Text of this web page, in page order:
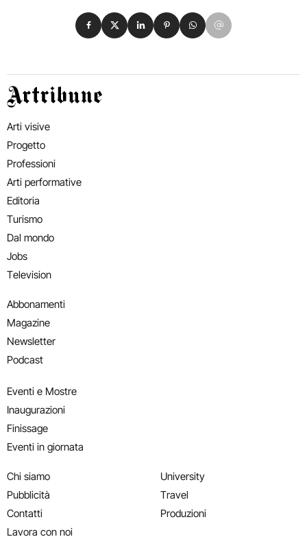
Condividi su Facebook
Condividi su X
Condividi su LinkedIn
Condividi su Pinterest
Condividi su WhatsApp
Condividi su Email
Artribune
Arti visive
Progetto
Professioni
Arti performative
Editoria
Turismo
Dal mondo
Jobs
Television
Abbonamenti
Magazine
Newsletter
Podcast
Eventi e Mostre
Inaugurazioni
Finissage
Eventi in giornata
Chi siamo
Pubblicità
Contatti
Lavora con noi
University
Travel
Produzioni